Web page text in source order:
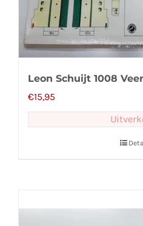
Leon Schuijt 1008
€15,95